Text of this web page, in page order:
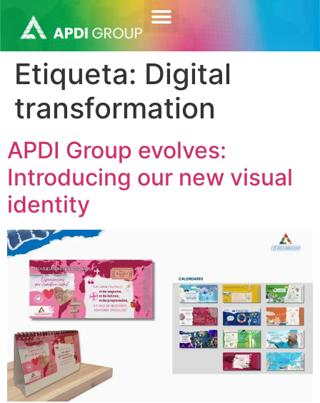
Etiqueta: Digital
transformation
APDI Group evolves:
Introducing our new visual
identity